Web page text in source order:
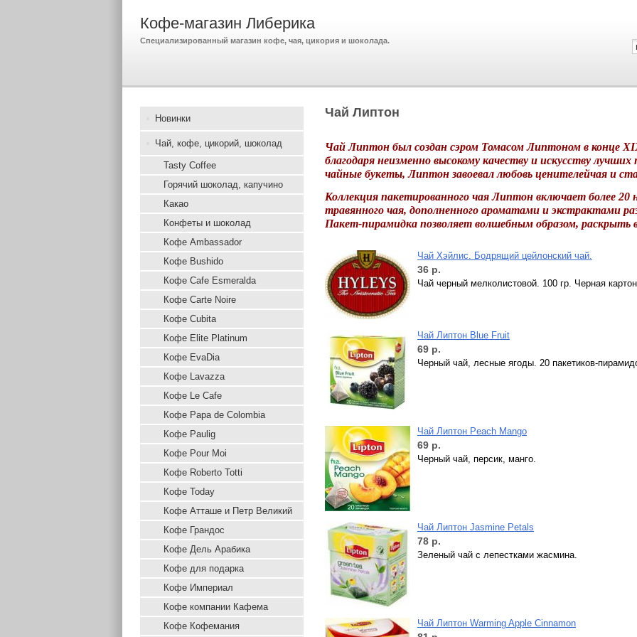
Кофе-магазин Либерика
Специализированный магазин кофе, чая, цикория и шоколада.
Чай Липтон
Чай Липтон был создан сэром Томасом Липтоном в конце
благодаря неизменно высокому качеству и искусству
чайные букеты, Липтон завоевал любовь ценителейчая и
Коллекция пакетированного чая Липтон включает более 20
травянного чая, дополненного ароматами и экстрактами
Пакет-пирамидка позволяет волшебным образом, раскрыть
Чай Хэйлис. Бодрящий цейлонский чай.
36 р.
Чай черный мелколистовой. 100 гр. Черная
Чай Липтон Blue Fruit
69 р.
Черный чай, лесные ягоды. 20 пакетиков-
Чай Липтон Peach Mango
69 р.
Черный чай, персик, манго.
Чай Липтон Jasmine Petals
78 р.
Зеленый чай с лепестками жасмина.
Чай Липтон Warming Apple Cinnamon
Новинки
Чай, кофе, цикорий, шоколад
Tasty Coffee
Горячий шоколад, капучино
Какао
Конфеты и шоколад
Кофе Ambassador
Кофе Bushido
Кофе Cafe Esmeralda
Кофе Carte Noire
Кофе Cubita
Кофе Elite Platinum
Кофе EvaDia
Кофе Lavazza
Кофе Le Cafe
Кофе Papa de Colombia
Кофе Paulig
Кофе Pour Moi
Кофе Roberto Totti
Кофе Today
Кофе Атташе и Петр Великий
Кофе Грандос
Кофе Дель Арабика
Кофе для подарка
Кофе Империал
Кофе компании Кафема
Кофе Кофемания